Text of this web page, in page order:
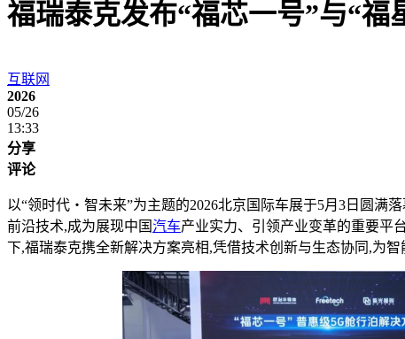
福瑞泰克发布“福芯一号”与“
互联网
2026
05/26
13:33
分享
评论
以“领时代・智未来”为主题的2026北京国际车展于5月3日圆满
前沿技术,成为展现中国汽车产业实力、引领产业变革的重要平
下,福瑞泰克携全新解决方案亮相,凭借技术创新与生态协同,为智